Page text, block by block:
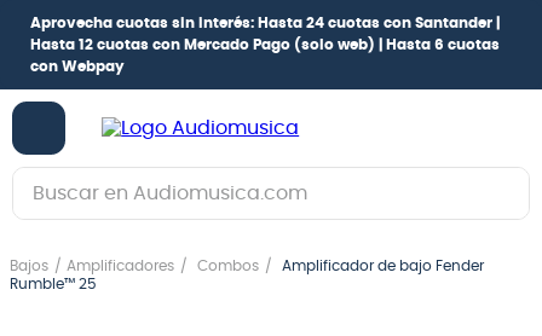
Aprovecha cuotas sin interés: Hasta 24 cuotas con Santander |
Hasta 12 cuotas con Mercado Pago (solo web) |
Hasta 6 cuotas
con Webpay
Buscar en Audiomusica.com
Bajos Amplificadores Combos
Amplificador de bajo Fender
Rumble™ 25
1.
guitarra electrica